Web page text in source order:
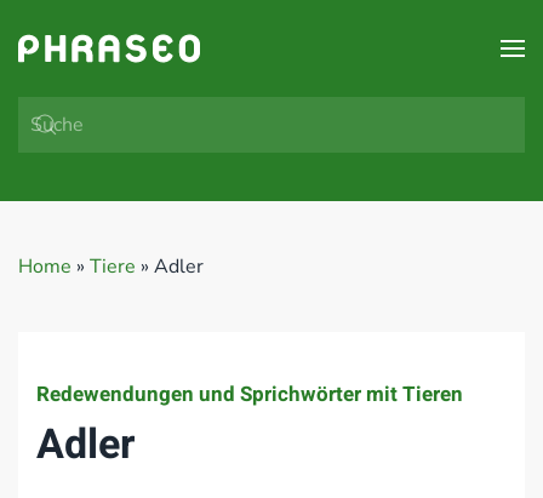
Zum Hauptinhalt springen
Home » Tiere » Adler
Redewendungen und Sprichwörter mit Tieren
Adler